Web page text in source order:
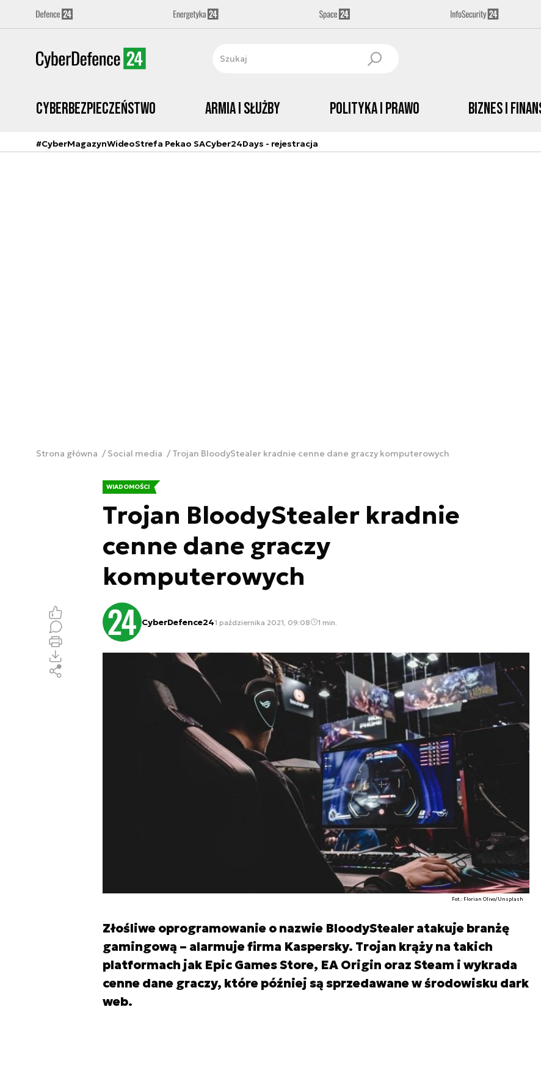
Cyberbezpieczeństwo Armia i Służby Polityka i prawo Biznes i
#CyberMagazynWideoStrefa Pekao SACyber24Days - rejestracja
Strona główna Social media Trojan BloodyStealer kradnie cenne dane graczy komputerowych
WIADOMOŚCI
Trojan BloodyStealer kradnie
cenne dane graczy
komputerowych
CyberDefence241 października 2021, 09:08 1 min.
Fot.: Florian Olivo/Unsplash
Złośliwe oprogramowanie o nazwie BloodyStealer atakuje branżę
gamingową – alarmuje firma Kaspersky. Trojan krąży na takich
platformach jak Epic Games Store, EA Origin oraz Steam i wykrada
cenne dane graczy, które później są sprzedawane w środowisku dark
web.